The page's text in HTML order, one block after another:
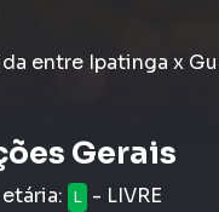
entre Ipatinga x
Gerais
L - LIVRE